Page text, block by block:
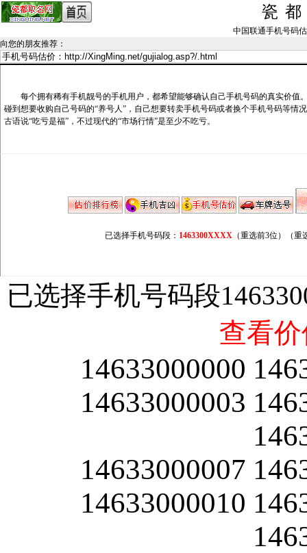
瓷
中国联通手机号码
向您的朋友推荐 ：
每个拥有稀有手机靓号的手机用户，都希望能够确认自己手机号码的真实价值
碰到想要收购自己号码的“养号人”，自己想要转卖手机号码或者换个手机号码等情
古语说“吃亏是福”，不过现代的“市场行情”是至少不吃亏。
已选择手机号码段： 1463300XXXX （重选前3位） （
已选择手机号码段
查看
14633000000
14633000003
14633000007
14633000010